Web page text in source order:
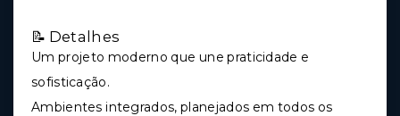
📝 Detalhes
Um projeto moderno que une praticidade e
sofisticação.
Ambientes integrados, planejados em todos os